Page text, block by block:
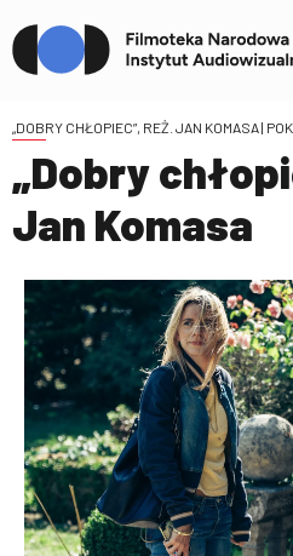
„DOBRY CHŁOPIEC”, REŻ. JAN KOMASA|
„Dobry
Jan Komasa